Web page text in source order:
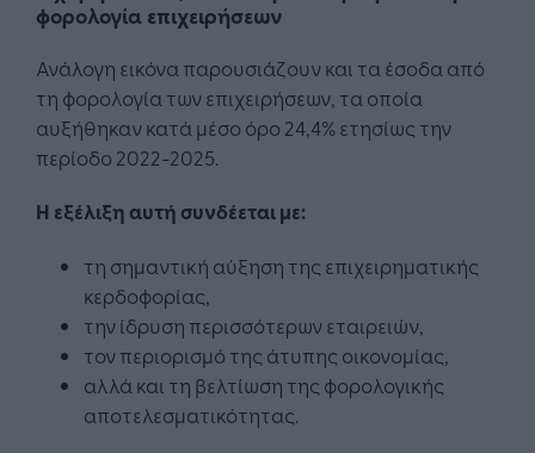
φορολογία επιχειρήσεων
Ανάλογη εικόνα παρουσιάζουν και τα έσοδα από
τη φορολογία των επιχειρήσεων, τα οποία
αυξήθηκαν κατά μέσο όρο 24,4% ετησίως την
περίοδο 2022-2025.
Η εξέλιξη αυτή συνδέεται με:
τη σημαντική αύξηση της επιχειρηματικής
κερδοφορίας,
την ίδρυση περισσότερων εταιρειών,
τον περιορισμό της άτυπης οικονομίας,
αλλά και τη βελτίωση της φορολογικής
αποτελεσματικότητας.